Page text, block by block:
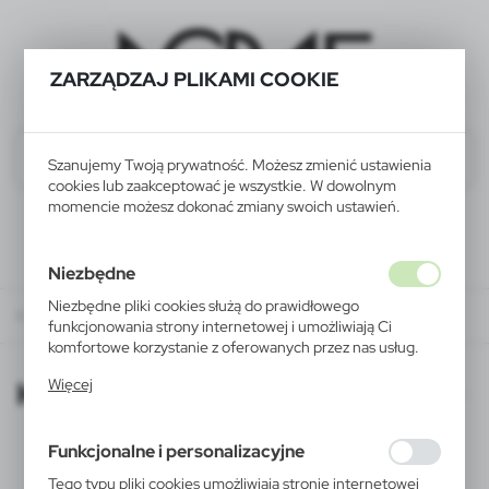
ZARZĄDZAJ PLIKAMI COOKIE
Szanujemy Twoją prywatność. Możesz zmienić ustawienia
cookies lub zaakceptować je wszystkie. W dowolnym
momencie możesz dokonać zmiany swoich ustawień.
Niezbędne
Niezbędne pliki cookies służą do prawidłowego
funkcjonowania strony internetowej i umożliwiają Ci
komfortowe korzystanie z oferowanych przez nas usług.
działania w celu m.in. dostosowania Twoich ustawień
korzystasz, może działać bez zakłóceń.
Więcej
Funkcjonalne i personalizacyjne
Tego typu pliki cookies umożliwiają stronie internetowej
KATALOGI ONLINE
KATALOGI ONLINE